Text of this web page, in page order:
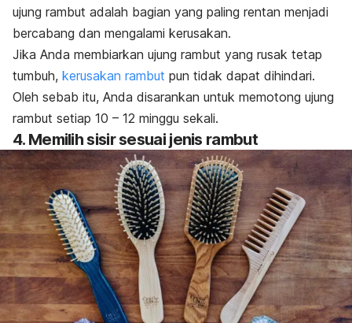
ujung rambut adalah bagian yang paling rentan menjadi
bercabang dan mengalami kerusakan.
Jika Anda membiarkan ujung rambut yang rusak tetap
tumbuh, kerusakan rambut pun tidak dapat dihindari.
Oleh sebab itu, Anda disarankan untuk memotong ujung
rambut setiap 10 – 12 minggu sekali.
4. Memilih sisir sesuai jenis rambut